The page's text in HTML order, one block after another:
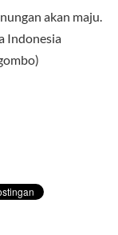
akan maju.
Indonesia